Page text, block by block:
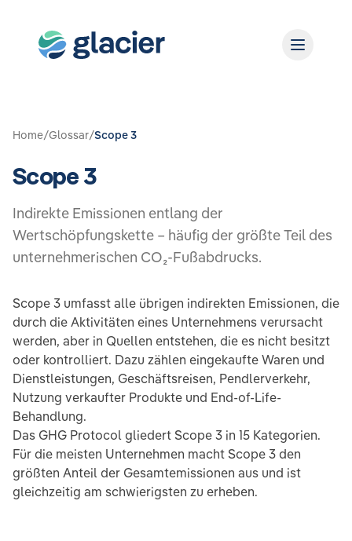
Home/Glossar/Scope 3
Scope 3
Indirekte Emissionen entlang der
Wertschöpfungskette – häufig der größte Teil des
unternehmerischen CO₂-Fußabdrucks.
Scope 3 umfasst alle übrigen indirekten Emissionen, die
durch die Aktivitäten eines Unternehmens verursacht
werden, aber in Quellen entstehen, die es nicht besitzt
oder kontrolliert. Dazu zählen eingekaufte Waren und
Dienstleistungen, Geschäftsreisen, Pendlerverkehr,
Nutzung verkaufter Produkte und End-of-Life-
Behandlung.
Das GHG Protocol gliedert Scope 3 in 15 Kategorien.
Für die meisten Unternehmen macht Scope 3 den
größten Anteil der Gesamtemissionen aus und ist
gleichzeitig am schwierigsten zu erheben.